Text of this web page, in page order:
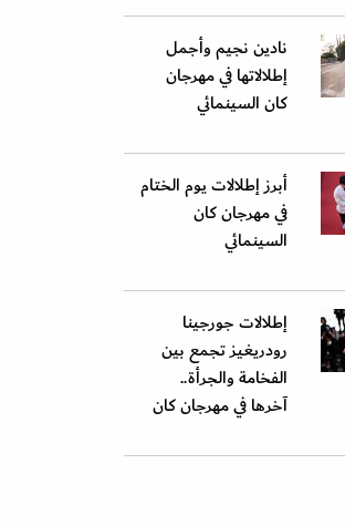
نادين نجيم وأجمل
إطلالاتها في مهرجان
كان السينمائي
أبرز إطلالات يوم الختام
في مهرجان كان
السينمائي
إطلالات جورجينا
رودريغيز تجمع بين
الفخامة والجرأة..
آخرها في مهرجان كان